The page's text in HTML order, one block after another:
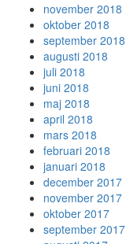
november 2018
oktober 2018
september 2018
augusti 2018
juli 2018
juni 2018
maj 2018
april 2018
mars 2018
februari 2018
januari 2018
december 2017
november 2017
oktober 2017
september 2017